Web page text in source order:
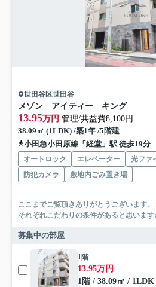
世田谷区世田谷
メゾン アイティー キング
13.95万円 管理/共益費8,100円
38.09㎡ (1LDK) /築1年 /5階建
小田急小田原線「経堂」駅 徒歩19分
オートロック エレベーター 光ファ
防犯カメラ
敷地内ごみ置き場
ここまでご覧頂きありがとうございます。 お部屋探しの際には、皆さま
それぞれこだわりの条件があると思いま
募集中の部屋
1階
13.95万円
1階 / 38.09㎡ / 1LDK